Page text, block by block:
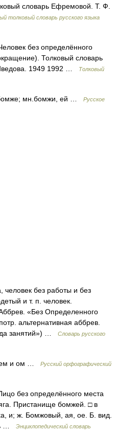
словарь Ефремовой. Т. Ф.
толковый словарь русского языка
без определённого
Толковый словарь
1949 1992 …
Толковый
мн.бомжи, ей …
Русское
без работы и без
и т. п. человек.
«Без Определенного
альтернативная аббрев.
занятий») …
Словарь русского
ем и ом …
Русский орфографический
без определённого места
Пристанище бомжей. □ в
и; ж. Бомжовый, ая, ое. Б. вид.
…
Энциклопедический словарь